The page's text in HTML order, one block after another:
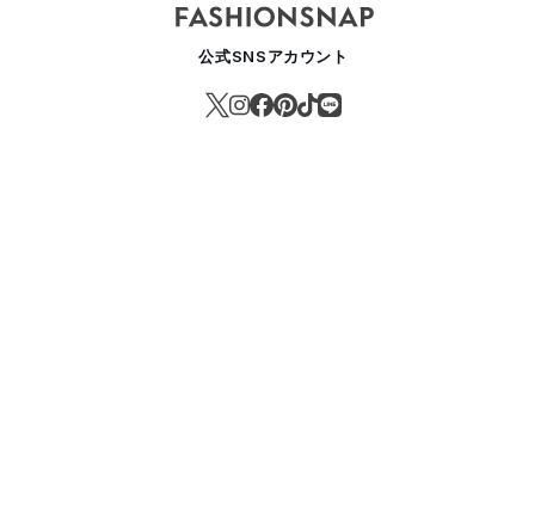
公式SNSアカウント